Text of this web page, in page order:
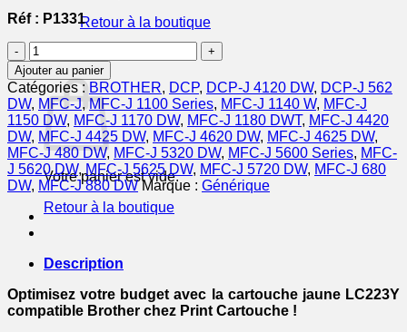
Retour à la boutique
Panier
Votre panier est vide.
Retour à la boutique
Réf : P1331
quantité
de
LC223Y
-
cartouche
compatible
Brother
-
jaune
Ajouter au panier
Catégories :BROTHER, DCP, DCP-J 4120 DW, DCP-J 562
DW, MFC-J,MFC-J 1100 Series, MFC-J 1140 W, MFC-J
1150 DW, MFC-J 1170 DW, MFC-J 1180 DWT, MFC-J 4420
DW, MFC-J 4425 DW, MFC-J 4620 DW, MFC-J 4625 DW,
MFC-J 480 DW, MFC-J 5320 DW, MFC-J 5600 Series, MFC-
J 5620 DW, MFC-J 5625 DW, MFC-J 5720 DW, MFC-J 680
DW, MFC-J 880 DW Marque : Générique
Description
Optimisez votre budget avec la cartouche jaune LC223Y
compatible Brother chez Print Cartouche !